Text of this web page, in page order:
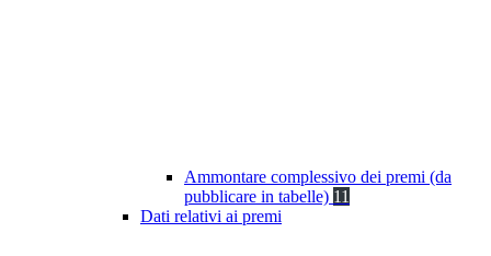
Ammontare complessivo dei premi (da
pubblicare in tabelle) 11
Dati relativi ai premi